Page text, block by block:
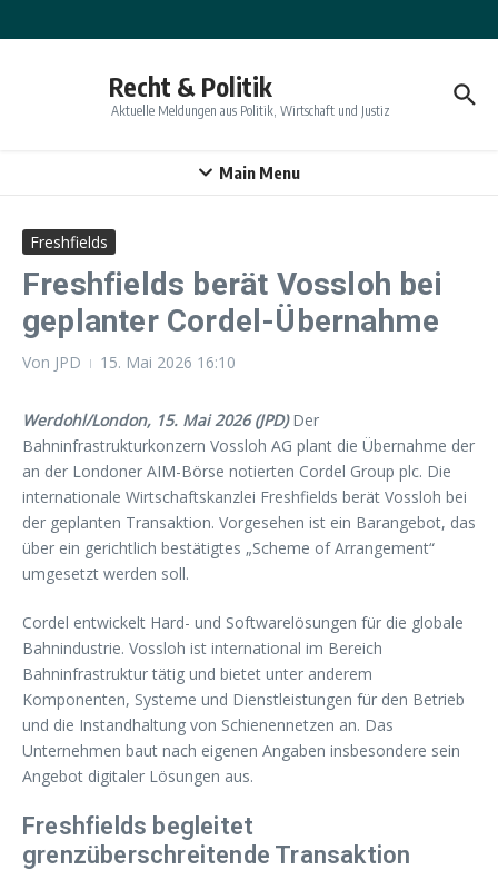
Recht & Politik
Aktuelle Meldungen aus Politik, Wirtschaft und Justiz
Main Menu
Freshfields
Freshfields berät Vossloh bei
geplanter Cordel-Übernahme
Von JPD 15. Mai 2026 16:10
Werdohl/London, 15. Mai 2026 (JPD)Der
Bahninfrastrukturkonzern Vossloh AG plant die Übernahme der
an der Londoner AIM-Börse notierten Cordel Group plc. Die
internationale Wirtschaftskanzlei Freshfields berät Vossloh bei
der geplanten Transaktion. Vorgesehen ist ein Barangebot, das
über ein gerichtlich bestätigtes „Scheme of Arrangement“
umgesetzt werden soll.
Cordel entwickelt Hard- und Softwarelösungen für die globale
Bahnindustrie. Vossloh ist international im Bereich
Bahninfrastruktur tätig und bietet unter anderem
Komponenten, Systeme und Dienstleistungen für den Betrieb
und die Instandhaltung von Schienennetzen an. Das
Unternehmen baut nach eigenen Angaben insbesondere sein
Angebot digitaler Lösungen aus.
Freshfields begleitet
grenzüberschreitende Transaktion